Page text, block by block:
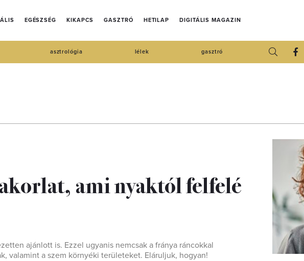
EGÉSZSÉG KIKAPCS GASZTRÓ HETILAP DIGITÁLIS MAGAZIN
asztrológia lélek gasztró
ami nyaktól felfelé
ajánlott is. Ezzel ugyanis nemcsak a fránya ráncokkal
valamint a szem környéki területeket. Eláruljuk, hogyan!